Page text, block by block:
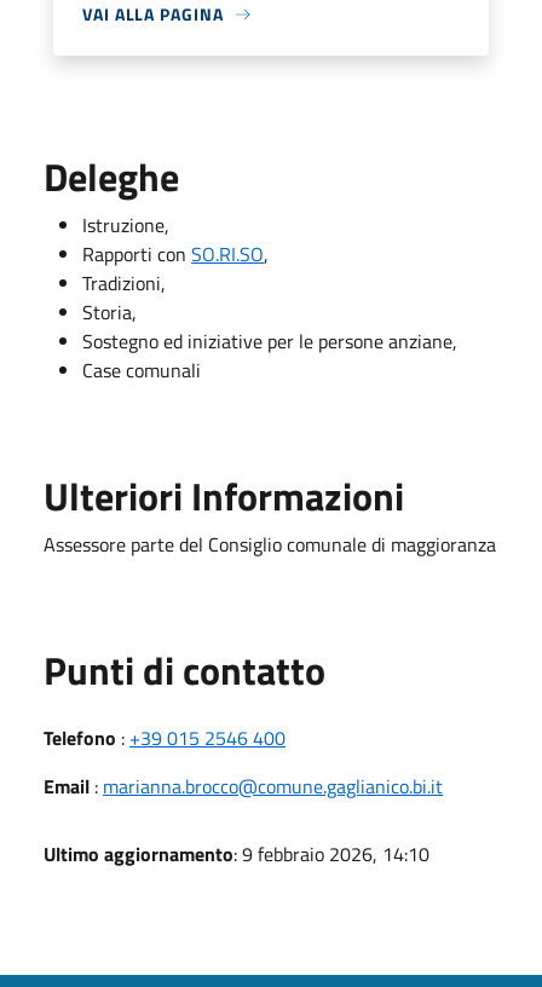
VAI ALLA PAGINA
Deleghe
Istruzione,
Rapporti con SO.RI.SO,
Tradizioni,
Storia,
Sostegno ed iniziative per le persone anziane,
Case comunali
Ulteriori Informazioni
Assessore parte del Consiglio comunale di maggioranza
Punti di contatto
Telefono : +39 015 2546 400
Email : marianna.brocco@comune.gaglianico.bi.it
Ultimo aggiornamento: 9 febbraio 2026, 14:10